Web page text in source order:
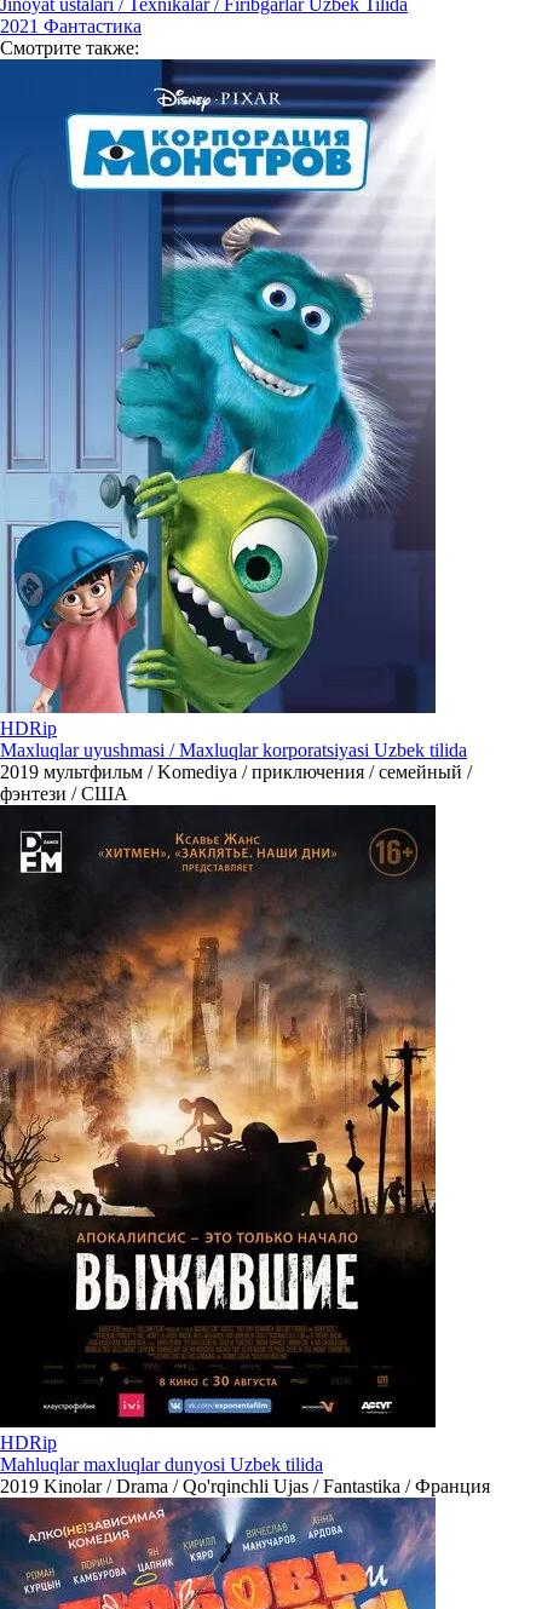
Jinoyat ustalari / Texnikalar / Firibgarlar Uzbek Tilida
2021 Фантастика
Смотрите также:
HDRip
Maxluqlar uyushmasi / Maxluqlar korporatsiyasi Uzbek tilida
2019 мультфильм / Komediya / приключения / семейный /
фэнтези / США
HDRip
Mahluqlar maxluqlar dunyosi Uzbek tilida
2019 Kinolar / Drama / Qo'rqinchli Ujas / Fantastika / Франция